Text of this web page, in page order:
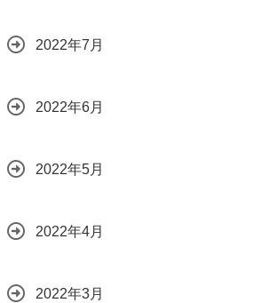
2022年7月
2022年6月
2022年5月
2022年4月
2022年3月